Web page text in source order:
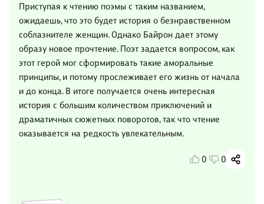
Приступая к чтению поэмы с таким названием,
ожидаешь, что это будет история о безнравственном
соблазнителе женщин. Однако Байрон дает этому
образу новое прочтение. Поэт задается вопросом, как
этот герой мог сформировать такие аморальные
принципы, и потому прослеживает его жизнь от начала
и до конца. В итоге получается очень интересная
история с большим количеством приключений и
драматичных сюжетных поворотов, так что чтение
оказывается на редкость увлекательным.
0 0